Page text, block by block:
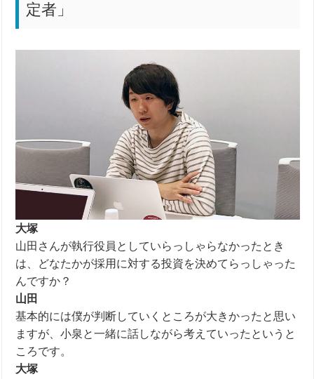
定者」
大塚
山田さんが執行役員としていらっしゃらなかったとき
は、どなたかが採用に対する投資を決めてらっしゃった
んですか？
山田
基本的には僕が判断していくところが大きかったと思い
ますが、小泉と一緒に話しながら考えていったというと
ころです。
大塚